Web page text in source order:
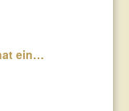
ein…